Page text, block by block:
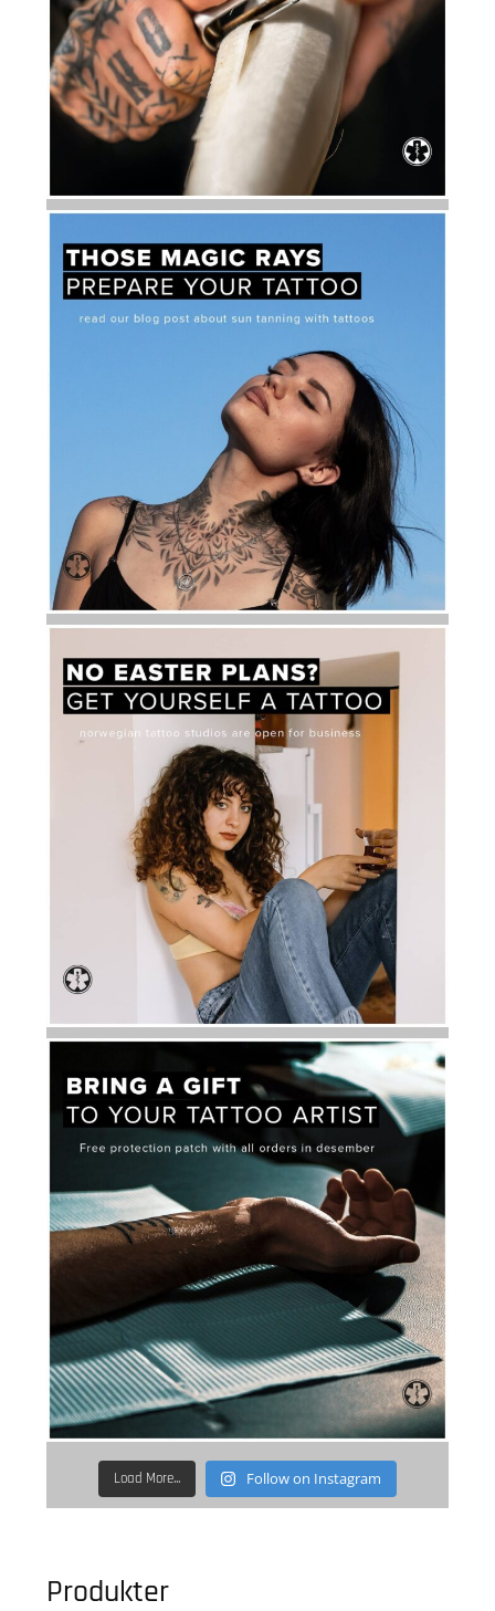
Load More... Follow on Instagram
Produkter